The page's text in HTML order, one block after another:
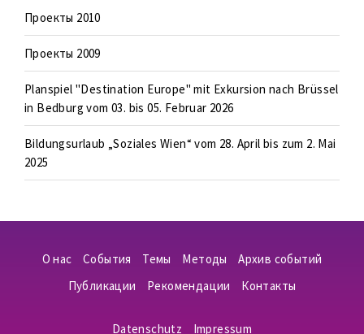
Проекты 2010
Проекты 2009
Planspiel "Destination Europe" mit Exkursion nach Brüssel
in Bedburg vom 03. bis 05. Februar 2026
Bildungsurlaub „Soziales Wien“ vom 28. April bis zum 2. Mai
2025
О нас События Темы Методы
Архив событий
Публикации
Рекомендации Контакты
Datenschutz Impressum